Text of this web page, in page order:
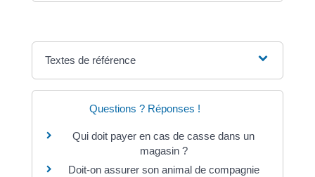
Textes de référence
Questions ? Réponses !
Qui doit payer en cas de casse dans un
magasin ?
Doit-on assurer son animal de compagnie